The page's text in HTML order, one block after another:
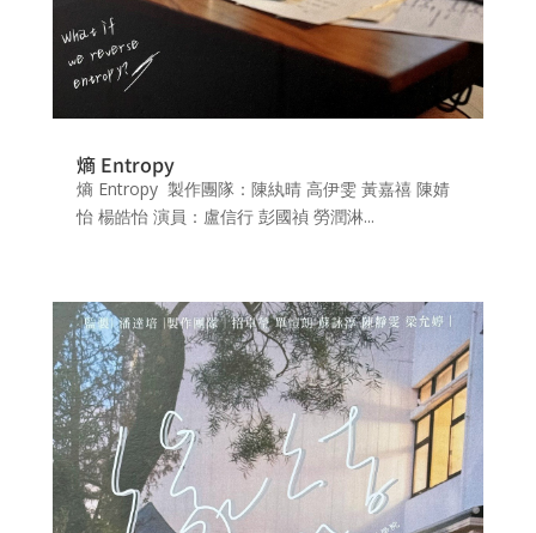
熵 Entropy
熵 Entropy 製作團隊：陳紈晴 高伊雯 黃嘉禧 陳婧
怡 楊皓怡 演員：盧信行 彭國禎 勞潤淋...